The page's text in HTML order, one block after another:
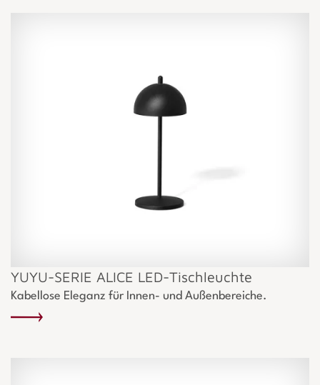
YUYU-SERIE ALICE LED-Tischleuchte
Kabellose Eleganz für Innen- und Außenbereiche.